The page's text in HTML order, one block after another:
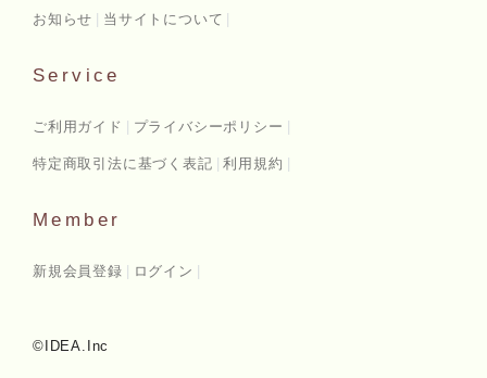
お知らせ 当サイトについて
Service
ご利用ガイド プライバシーポリシー
特定商取引法に基づく表記 利用規約
Member
新規会員登録 ログイン
©IDEA.Inc